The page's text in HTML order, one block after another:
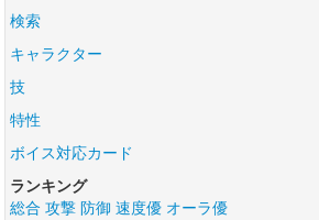
検索
キャラクター
技
特性
ボイス対応カード
ランキング
総合 攻撃 防御 速度優 オーラ優